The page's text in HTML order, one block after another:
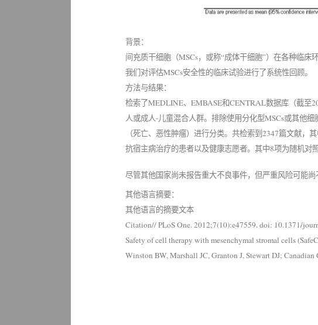
背景：
间充质干细胞（MSCs，或称“成体干细胞”）在各种临
我们对评估MSCs安全性的临床试验进行了系统性回顾。
方法与结果：
检索了MEDLINE、EMBASE和CENTRAL数据库（截至
人或成人-儿童混合人群。排除使用分化型MSCs或其他
（死亡、恶性肿瘤）进行分类。共检索到2347篇文献
抗宿主病治疗的患者以及健康志愿者。其中8项为随机对
尽管其他国家尚未报告重大不良事件，但严重风险可能尚
其他语言摘要：
其他语言的摘要文本
Citation// PLoS One. 2012;7(10):e47559. doi: 10.1371/
Safety of cell therapy with mesenchymal stromal cells
Winston BW, Marshall JC, Granton J, Stewart DJ;